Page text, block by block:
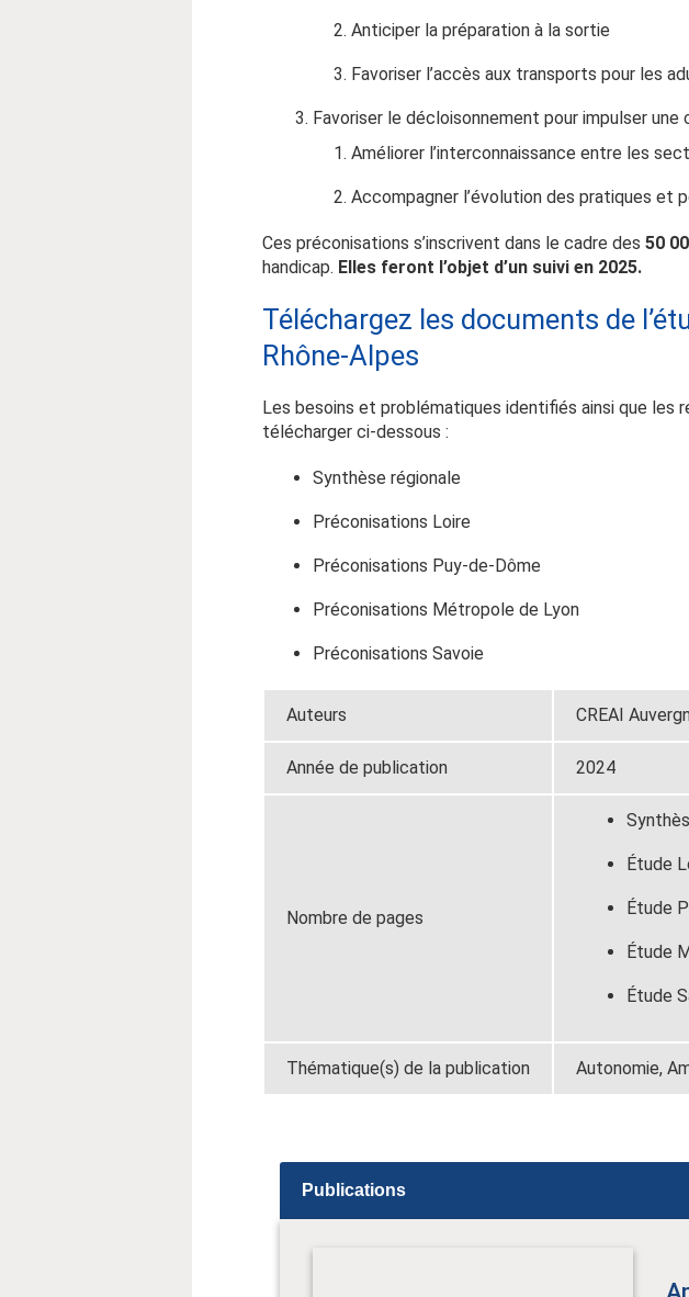
Anticiper la préparation à la sortie
Favoriser l’accès aux transports pour les
Favoriser le décloisonnement pour impulser
Améliorer l’interconnaissance entre les
Accompagner l’évolution des pratiques et
Ces préconisations s’inscrivent dans le cadre des 50
handicap. Elles feront l’objet d’un suivi en 2025.
Téléchargez les documents de
Rhône-Alpes
Les besoins et problématiques identifiés ainsi que
télécharger ci-dessous :
Synthèse régionale
Préconisations Loire
Préconisations Puy-de-Dôme
Préconisations Métropole de Lyon
Préconisations Savoie
Auteurs CREAI
Année de publication 2024
Nombre de pages
Étude
Étude
Étude
Étude
Thématique(s) de la publication Autonomie,
Publications